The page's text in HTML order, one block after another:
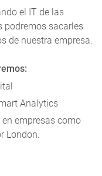
el IT de las
podremos sacarles
de nuestra empresa.
Analytics
empresas como
London.